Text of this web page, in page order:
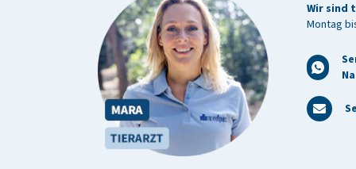
Wir sind
Montag